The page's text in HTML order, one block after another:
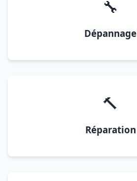
🔧
Dépannage
🔨
Réparation